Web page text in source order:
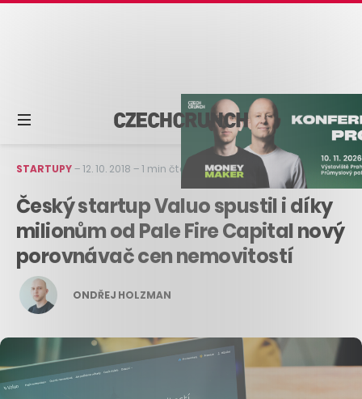
STARTUPY–12. 10. 2018 –1 min čtení
Český startup Valuo spustil i díky
milionům od Pale Fire Capital nový
porovnávač cen nemovitostí
ONDŘEJ HOLZMAN